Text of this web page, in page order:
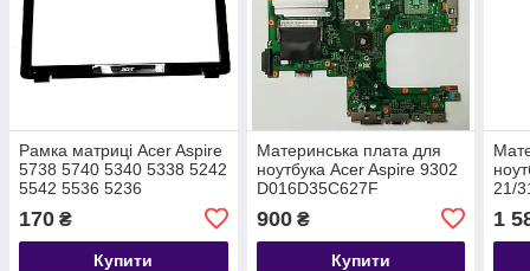
Рамка матриці Acer Aspire
5738 5740 5340 5338 5242
5542 5536 5236
170 ₴
Купити
Материнська плата для
ноутбука Acer Aspire 9302
D016D35C627F
900₴
Купити
21/
1